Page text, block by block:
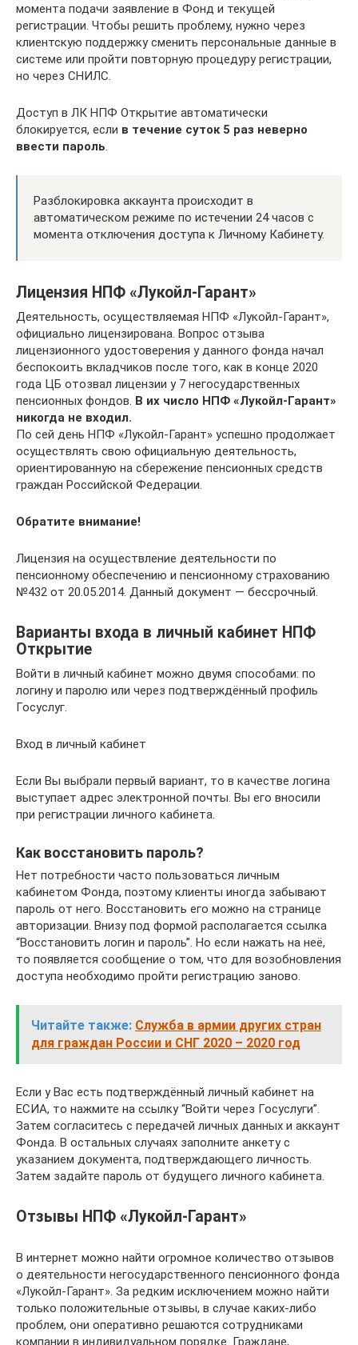
момента подачи заявление в Фонд и текущей
регистрации. Чтобы решить проблему, нужно через
клиентскую поддержку сменить персональные данные в
системе или пройти повторную процедуру регистрации,
но через СНИЛС.
Доступ в ЛК НПФ Открытие автоматически
блокируется, если в течение суток 5 раз неверно
ввести пароль
Разблокировка аккаунта происходит в
автоматическом режиме по истечении 24 часов с
момента отключения доступа к Личному Кабинету.
Лицензия НПФ «Лукойл-Гарант»
Деятельность, осуществляемая НПФ «Лукойл-Гарант»,
официально лицензирована. Вопрос отзыва
лицензионного удостоверения у данного фонда начал
беспокоить вкладчиков после того, как в конце 2020
года ЦБ отозвал лицензии у 7 негосударственных
пенсионных фондов. В их число НПФ «Лукойл-Гарант»
никогда не входил.
По сей день НПФ «Лукойл-Гарант» успешно продолжает
осуществлять свою официальную деятельность,
ориентированную на сбережение пенсионных средств
граждан Российской Федерации.
Обратите внимание!
Лицензия на осуществление деятельности по
пенсионному обеспечению и пенсионному страхованию
№432 от 20.05.2014. Данный документ — бессрочный.
Варианты входа в личный кабинет НПФ
Открытие
Войти в личный кабинет можно двумя способами: по
логину и паролю или через подтверждённый профиль
Госуслуг.
Вход в личный кабинет
Если Вы выбрали первый вариант, то в качестве логина
выступает адрес электронной почты. Вы его вносили
при регистрации личного кабинета.
Как восстановить пароль?
Нет потребности часто пользоваться личным
кабинетом Фонда, поэтому клиенты иногда забывают
пароль от него. Восстановить его можно на странице
авторизации. Внизу под формой располагается ссылка
“Восстановить логин и пароль”. Но если нажать на неё,
то появляется сообщение о том, что для возобновления
доступа необходимо пройти регистрацию заново.
Читайте также: Служба в армии других стран
для граждан России и СНГ 2020 – 2020 год
Если у Вас есть подтверждённый личный кабинет на
ЕСИА, то нажмите на ссылку “Войти через Госуслуги”.
Затем согласитесь с передачей личных данных и аккаунт
Фонда. В остальных случаях заполните анкету с
указанием документа, подтверждающего личность.
Затем задайте пароль от будущего личного кабинета.
Отзывы НПФ «Лукойл-Гарант»
В интернет можно найти огромное количество отзывов
о деятельности негосударственного пенсионного фонда
«Лукойл-Гарант». За редким исключением можно найти
только положительные отзывы, в случае каких-либо
проблем, они оперативно решаются сотрудниками
компании в индивидуальном порядке. Граждане,